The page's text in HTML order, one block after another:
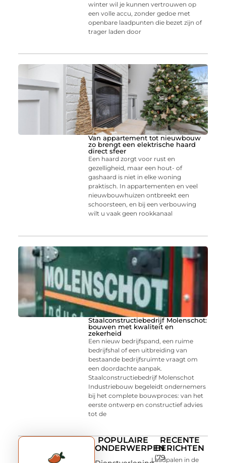
winter wil je kunnen vertrouwen op
een volle accu, zonder gedoe met
openbare laadpunten die bezet zijn of
trager laden door
Van appartement tot nieuwbouw
zo brengt een elektrische haard
direct sfeer
Een haard zorgt voor rust en
gezelligheid, maar een hout- of
gashaard is niet in elke woning
praktisch. In appartementen en veel
nieuwbouwhuizen ontbreekt een
schoorsteen, en bij een verbouwing
wilt u vaak geen rookkanaal
Staalconstructiebedrijf Molenschot:
bouwen met kwaliteit en
zekerheid
Een nieuw bedrijfspand, een ruime
bedrijfshal of een uitbreiding van
bestaande bedrijfsruimte vraagt om
een doordachte aanpak.
Staalconstructiebedrijf Molenschot
Industriebouw begeleidt ondernemers
bij het complete bouwproces: van het
eerste ontwerp en constructief advies
tot de
POPULAIRE
ONDERWERPEN
(79
RECENTE
BERICHTEN
Laadpalen in de